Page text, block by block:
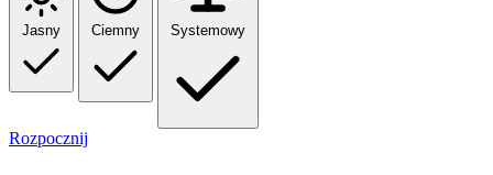
Jasny Ciemny Systemowy
Rozpocznij